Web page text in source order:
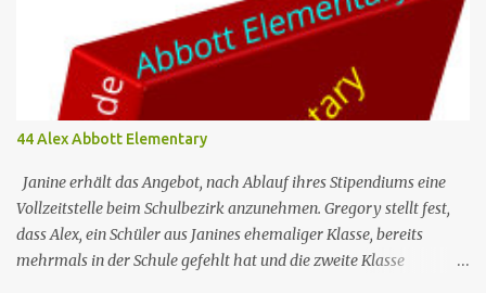
44 Alex Abbott Elementary
Janine erhält das Angebot, nach Ablauf ihres Stipendiums eine
Vollzeitstelle beim Schulbezirk anzunehmen. Gregory stellt fest,
dass Alex, ein Schüler aus Janines ehemaliger Klasse, bereits
mehrmals in der Schule gefehlt hat und die zweite Klasse